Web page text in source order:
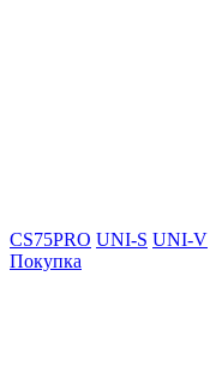
CS75PRO UNI-S UNI-V
Покупка